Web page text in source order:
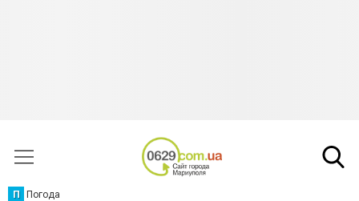
П Погода